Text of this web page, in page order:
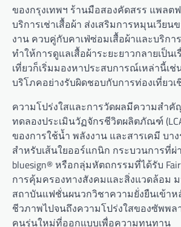
ของกรุงเทพฯ ร้านมือสองคัดสรร แพลต
บริการเช่าเสื้อผ้า ส่งเสริมการหมุนเวียน
งาน ควบคู่กับคาเฟ่ซ่อมเสื้อผ้าและบริก
ทำให้การดูแลเสื้อผ้าระยะยาวกลายเป็น
เที่ยวก็เริ่มมองหาประสบการณ์เหล่านี้เช่
บริโภคอย่างรับผิดชอบกับการท่องเที่ยว
ความโปร่งใสและการวัดผลมีความสำคั
ทดลองประเมินวัฏจักรชีวิตผลิตภัณฑ์
ของการใช้น้ำ พลังงาน และสารเคมี บา
สำหรับเส้นใยออร์แกนิก กระบวนการที่
bluesign® หรือกลุ่มหัตถกรรมที่ได้รับ
การคุ้มครองทางสังคมและสิ่งแวดล้อม
สถาบันแฟชั่นผนวกวิชาความยั่งยืนเข้า
ชีวภาพไปจนถึงความโปร่งใสของซัพพล
คนรุ่นใหม่ที่ออกแบบเพื่อความทนทาน